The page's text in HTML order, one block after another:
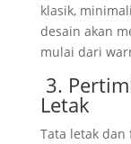
klasik,
desain akan
mulai dari
3.
Letak
Tata letak